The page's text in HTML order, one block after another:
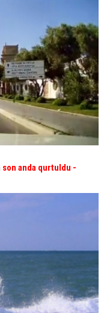
son anda qurtuldu -